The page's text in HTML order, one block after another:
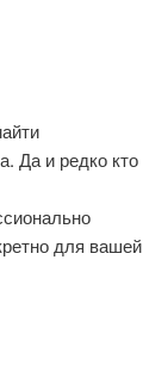
Да и редко кто
для вашей